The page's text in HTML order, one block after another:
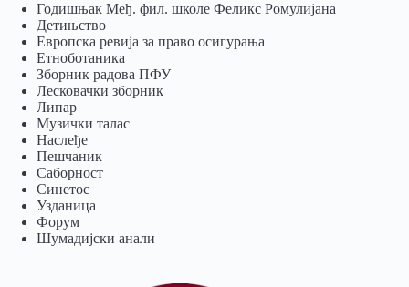
Годишњак Међ. фил. школе Феликс Ромулијана
Детињство
Европска ревија за право осигурања
Eтноботаника
Зборник радова ПФУ
Лесковачки зборник
Липар
Музички талас
Наслеђе
Пешчаник
Саборност
Синетос
Узданица
Форум
Шумадијски анали